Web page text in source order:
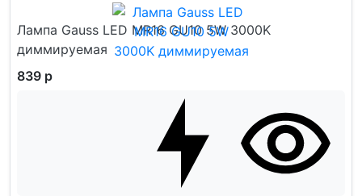
Лампа Gauss LED MR16 GU10 5W 3000K
диммируемая
839 р